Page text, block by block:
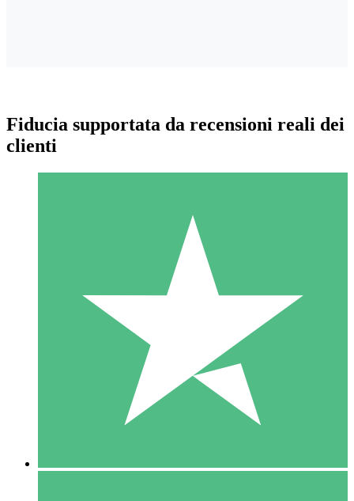
Pacchetti di Crediti Individuali
Paga a consumo con crediti di download. Nessun impegno
1 Download
10
US$1500
Fiducia supportata da recensioni reali dei
clienti